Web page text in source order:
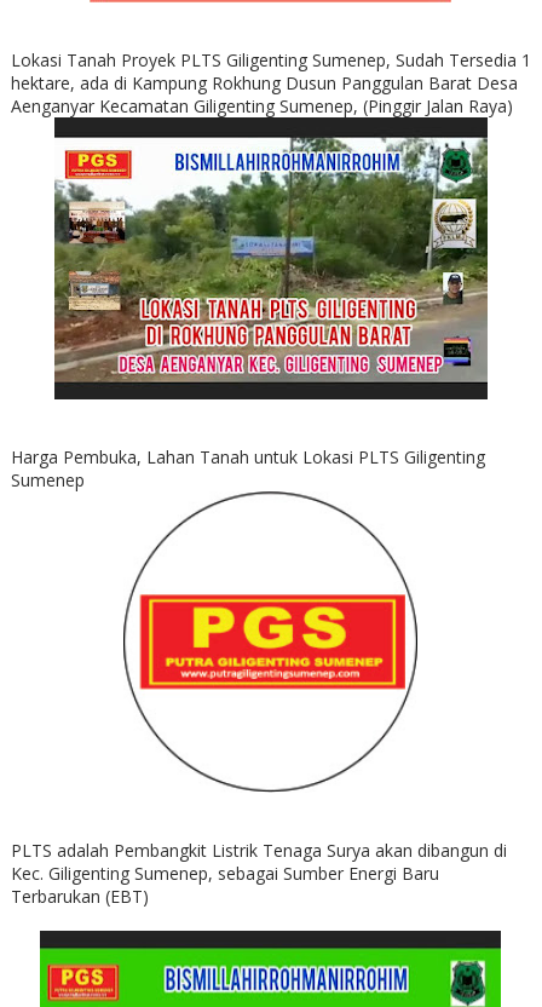
Lokasi Tanah Proyek PLTS Giligenting Sumenep, Sudah Tersedia 1
hektare, ada di Kampung Rokhung Dusun Panggulan Barat Desa
Aenganyar Kecamatan Giligenting Sumenep, (Pinggir Jalan Raya)
Harga Pembuka, Lahan Tanah untuk Lokasi PLTS Giligenting
Sumenep
PLTS adalah Pembangkit Listrik Tenaga Surya akan dibangun di
Kec. Giligenting Sumenep, sebagai Sumber Energi Baru
Terbarukan (EBT)